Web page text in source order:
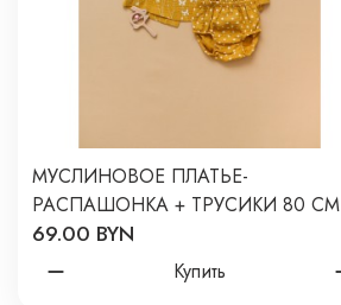
МУСЛИНОВОЕ ПЛАТЬЕ-
РАСПАШОНКА + ТРУСИКИ 80 СМ
ЦВЕТ: ГОРЧИЧНЫЙ М-002
69.00 BYN
Купить